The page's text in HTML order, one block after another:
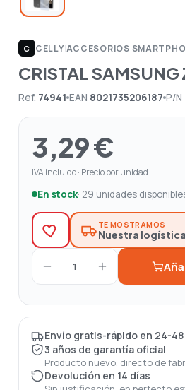
C CELLY|ACCESORIOS
CRISTAL
Ref. 74941 EAN 8021735206187 P/N
3,29 €
IVA incluido · Precio por unidad
En stock· 29 unidades
TE MOSTRAMOS
Nuestra logística
1
Envío gratis-rápido en 24-48
3 años de garantía oficial
Producto nuevo, directo de
Devolución en 14 días